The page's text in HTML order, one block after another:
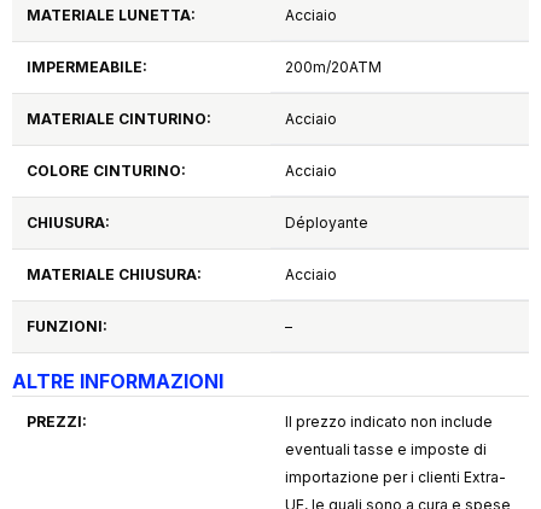
MATERIALE LUNETTA: Acciaio
IMPERMEABILE: 200m/20ATM
MATERIALE CINTURINO: Acciaio
COLORE CINTURINO: Acciaio
CHIUSURA: Déployante
MATERIALE CHIUSURA: Acciaio
FUNZIONI: –
ALTRE INFORMAZIONI
PREZZI:
Il prezzo indicato non include
eventuali tasse e imposte di
importazione per i clienti Extra-
UE, le quali sono a cura e spese